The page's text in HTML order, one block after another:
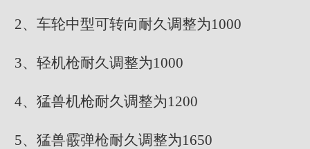
2、车轮中型可转向耐久调整为1000
3、轻机枪耐久调整为1000
4、猛兽机枪耐久调整为1200
5、猛兽霰弹枪耐久调整为1650